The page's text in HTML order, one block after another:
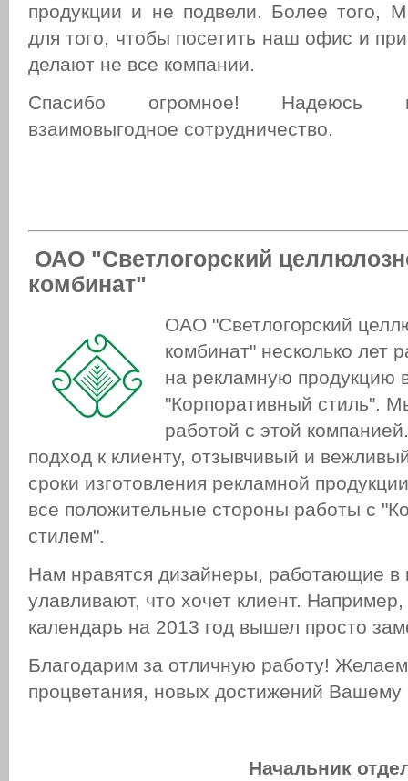
продукции и не подвели. Более того,
для того, чтобы посетить наш офис и
делают не все компании.
Спасибо огромное! Надеюсь
взаимовыгодное сотрудничество.
ОАО "Светлогорский
комбинат"
ОАО "Светлогорский
комбинат" несколько лет
на рекламную продукцию
"Корпоративный стиль".
работой с этой
подход к клиенту, отзывчивый и
сроки изготовления рекламной
все положительные стороны работы с
стилем".
Нам нравятся дизайнеры, работающие в
улавливают, что хочет клиент.
календарь на 2013 год вышел просто
Благодарим за отличную работу!
процветания, новых достижений Вашему
Начальник